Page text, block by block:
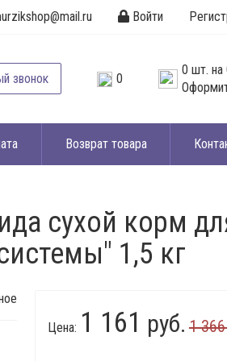
Войти
звонок 0
0 шт. на
Возврат товара
сухой корм
1,5 кг
Цена: 1 161 руб. 1